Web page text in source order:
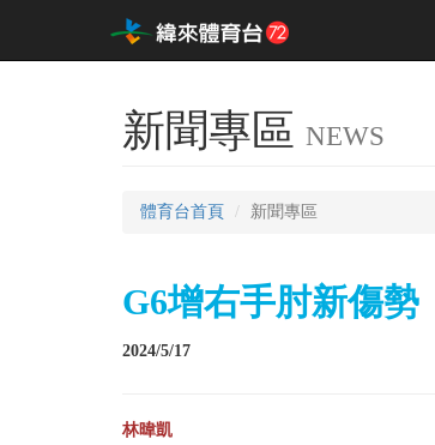
新聞專區 NEWS
體育台首頁 新聞專區
G6增右手肘新傷
2024/5/17
林暐凱